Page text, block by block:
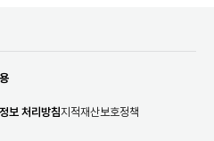
보 처리방침지적재산보호정책